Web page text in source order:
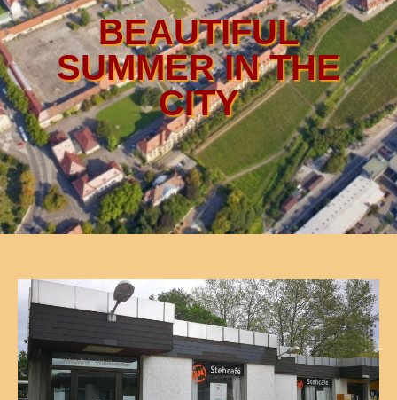
BEAUTIFUL
SUMMER IN THE
CITY